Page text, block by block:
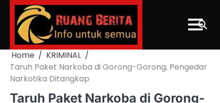
Skip
content
Home
KRIMINAL
Taruh Paket Narkoba di Gorong-Gorong, Pengedar
Narkotika Ditangkap
Taruh Paket Narkoba di Gorong-